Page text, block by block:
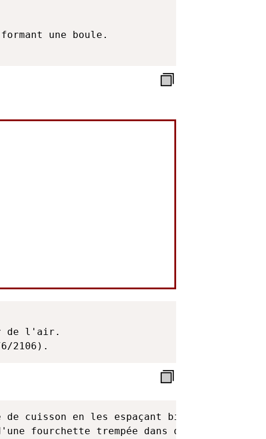
une boule.
de l'air.
2106).
cuisson en les espaçant bien.
fourchette trempée dans de l'eau.